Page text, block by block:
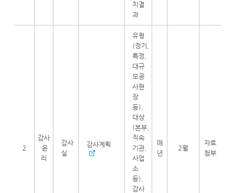
치결
과
2
감사
·윤
리
감사
실
감사계획
유형
(정기,
특정,
대규
모공
사현
장
등),
대상
(본부,
직속
기관,
사업
소
등),
감사
매
년
2월
자료
첨부